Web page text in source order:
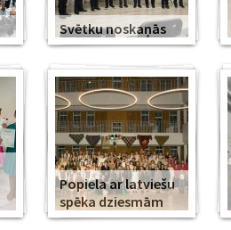
Svētku noskaņās
Popiela ar latviešu
spēka dziesmām